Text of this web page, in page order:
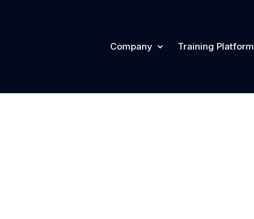
Company Training Platform
o utilizza la barra di navigazione qui sopra per trovare il post.